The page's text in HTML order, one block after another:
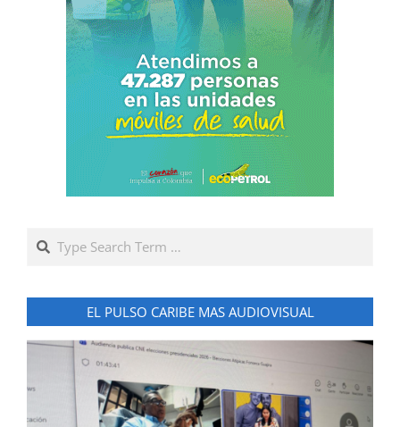
Search
EL PULSO CARIBE MAS AUDIOVISUAL